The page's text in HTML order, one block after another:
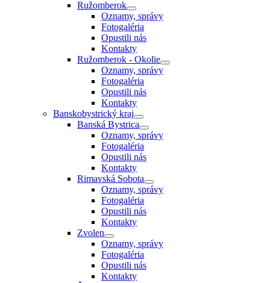
Ružomberok
Oznamy, správy
Fotogaléria
Opustili nás
Kontakty
Ružomberok - Okolie
Oznamy, správy
Fotogaléria
Opustili nás
Kontakty
Banskobystrický kraj
Banská Bystrica
Oznamy, správy
Fotogaléria
Opustili nás
Kontakty
Rimavská Sobota
Oznamy, správy
Fotogaléria
Opustili nás
Kontakty
Zvolen
Oznamy, správy
Fotogaléria
Opustili nás
Kontakty